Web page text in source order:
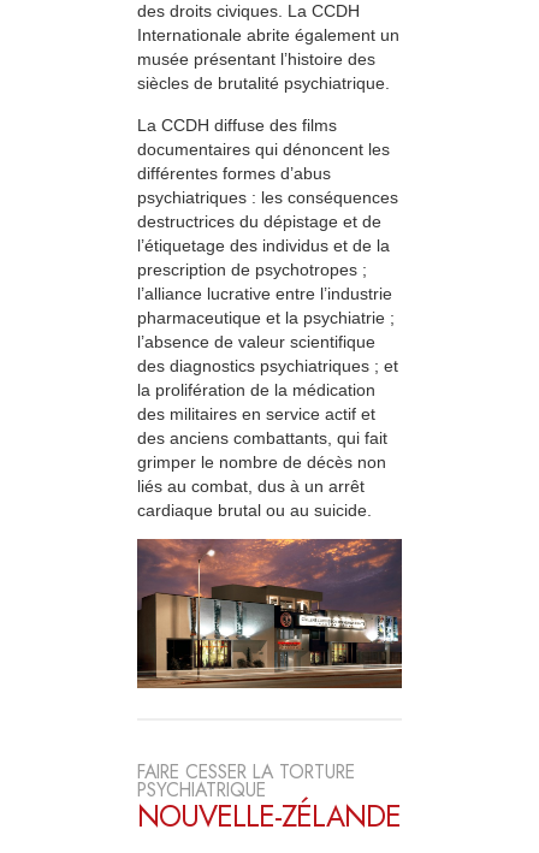
des droits civiques. La CCDH
Internationale abrite également un
musée présentant l’histoire des
siècles de brutalité psychiatrique.
La CCDH diffuse des films
documentaires qui dénoncent les
différentes formes d’abus
psychiatriques : les conséquences
destructrices du dépistage et de
l’étiquetage des individus et de la
prescription de psychotropes ;
l’alliance lucrative entre l’industrie
pharmaceutique et la psychiatrie ;
l’absence de valeur scientifique
des diagnostics psychiatriques ; et
la prolifération de la médication
des militaires en service actif et
des anciens combattants, qui fait
grimper le nombre de décès non
liés au combat, dus à un arrêt
cardiaque brutal ou au suicide.
FAIRE CESSER LA TORTURE
PSYCHIATRIQUE
NOUVELLE-ZÉLANDE